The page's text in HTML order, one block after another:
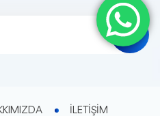
İLETİŞİM